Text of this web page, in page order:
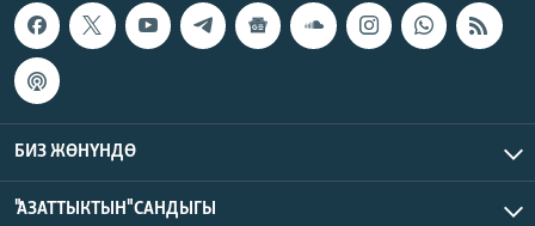
БИЗ ЖӨНҮНДӨ
"АЗАТТЫКТЫН" САНДЫГЫ